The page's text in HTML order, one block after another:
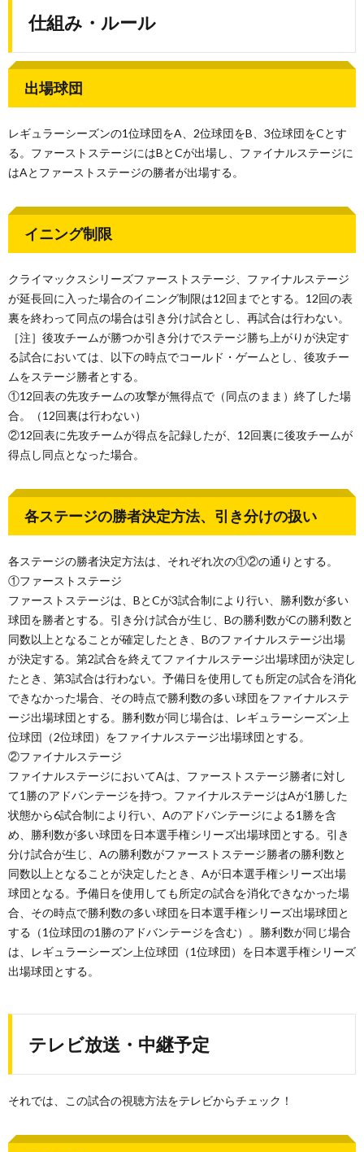
仕組み・ルール
出場球団
レギュラーシーズンの1位球団をA、2位球団をB、3位球団をCとす
る。ファーストステージにはBとCが出場し、ファイナルステージに
はAとファーストステージの勝者が出場する。
イニング制限
クライマックスシリーズファーストステージ、ファイナルステージ
が延長回に入った場合のイニング制限は12回までとする。12回の表
裏を終わって同点の場合は引き分け試合とし、再試合は行わない。
［注］後攻チームが勝つか引き分けでステージ勝ち上がりが決定す
る試合においては、以下の時点でコールド・ゲームとし、後攻チー
ムをステージ勝者とする。
①12回表の先攻チームの攻撃が無得点で（同点のまま）終了した場
合。（12回裏は行わない）
②12回表に先攻チームが得点を記録したが、12回裏に後攻チームが
得点し同点となった場合。
各ステージの勝者決定方法、引き分けの扱い
各ステージの勝者決定方法は、それぞれ次の①②の通りとする。
①ファーストステージ
ファーストステージは、BとCが3試合制により行い、勝利数が多い
球団を勝者とする。引き分け試合が生じ、Bの勝利数がCの勝利数と
同数以上となることが確定したとき、Bのファイナルステージ出場
が決定する。第2試合を終えてファイナルステージ出場球団が決定し
たとき、第3試合は行わない。予備日を使用しても所定の試合を消化
できなかった場合、その時点で勝利数の多い球団をファイナルステ
ージ出場球団とする。勝利数が同じ場合は、レギュラーシーズン上
位球団（2位球団）をファイナルステージ出場球団とする。
②ファイナルステージ
ファイナルステージにおいてAは、ファーストステージ勝者に対し
て1勝のアドバンテージを持つ。ファイナルステージはAが1勝した
状態から6試合制により行い、Aのアドバンテージによる1勝を含
め、勝利数が多い球団を日本選手権シリーズ出場球団とする。引き
分け試合が生じ、Aの勝利数がファーストステージ勝者の勝利数と
同数以上となることが決定したとき、Aが日本選手権シリーズ出場
球団となる。予備日を使用しても所定の試合を消化できなかった場
合、その時点で勝利数の多い球団を日本選手権シリーズ出場球団と
する（1位球団の1勝のアドバンテージを含む）。勝利数が同じ場合
は、レギュラーシーズン上位球団（1位球団）を日本選手権シリーズ
出場球団とする。
テレビ放送・中継予定
それでは、この試合の視聴方法をテレビからチェック！